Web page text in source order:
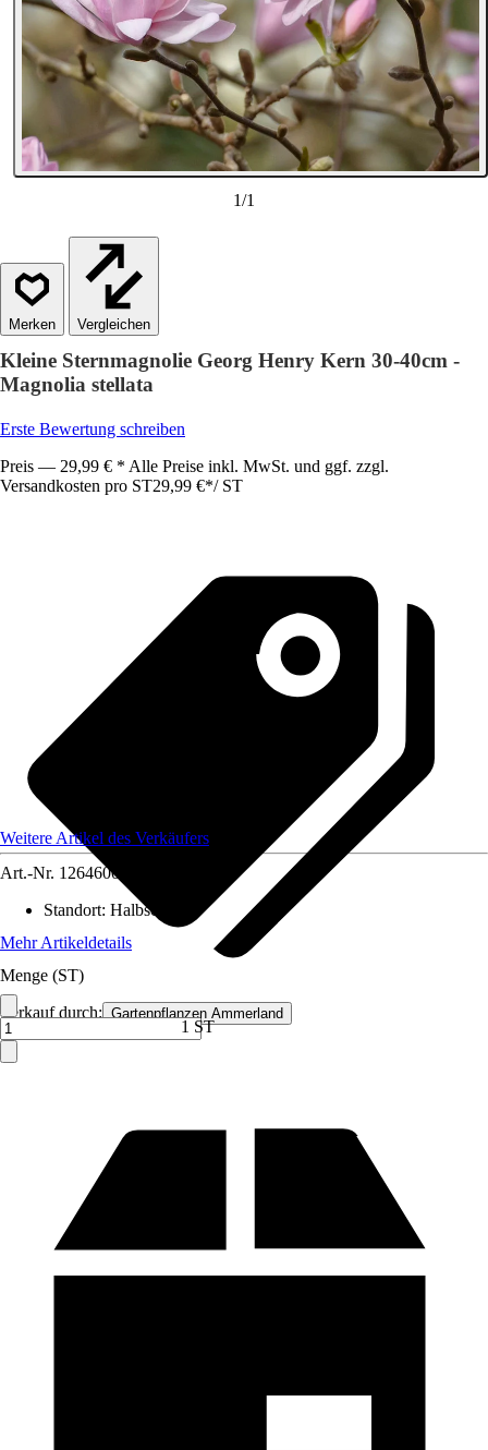
1/1
Vergleichen
Kleine Sternmagnolie Georg Henry Kern 30-40cm -
Magnolia stellata
Erste Bewertung schreiben
Preis — 29,99 € * Alle Preise inkl. MwSt. und ggf. zzgl.
Versandkosten pro ST29,99 €*/ ST
Verkauf durch: Gartenpflanzen Ammerland
Weitere Artikel des Verkäufers
Art.-Nr. 12646003
Standort: Halbschatten
Mehr Artikeldetails
Menge (ST)
1 ST